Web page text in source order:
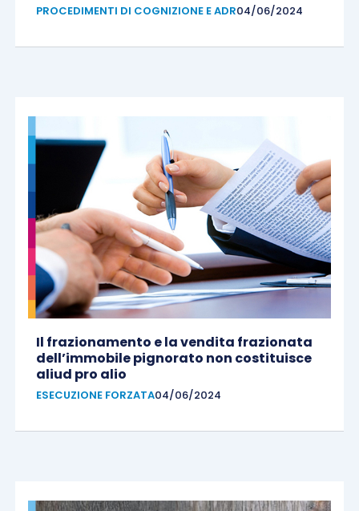
PROCEDIMENTI DI COGNIZIONE E ADR04/06/2024
Il frazionamento e la vendita frazionata
dell’immobile pignorato non costituisce
aliud pro alio
ESECUZIONE FORZATA04/06/2024